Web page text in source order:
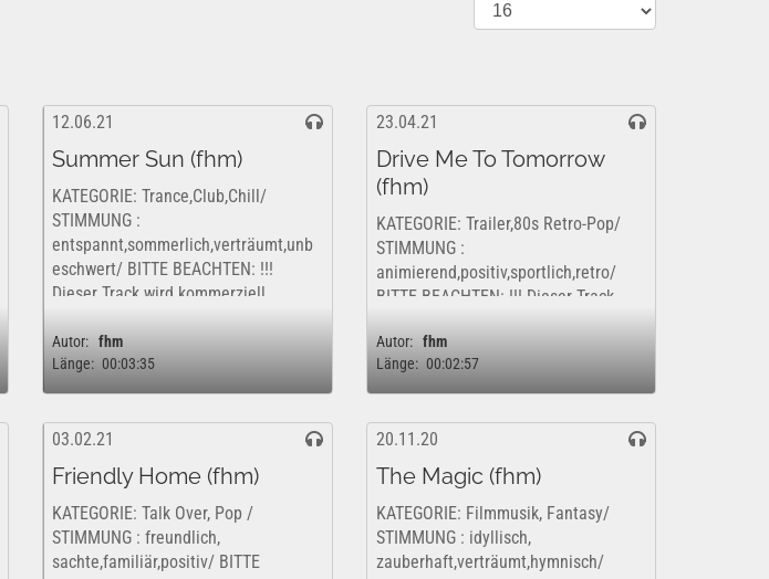
12.06.21
Summer Sun (fhm)
KATEGORIE: Trance,Club,Chill/
STIMMUNG :
entspannt,sommerlich,verträumt,unb
eschwert/ BITTE BEACHTEN: !!!
Dieser Track wird kommerziell
nur kostenfrei und rechtlich für eine
rein private,...
Autor: fhm
Länge: 00:03:35
23.04.21
Drive Me To Tomorrow
(fhm)
KATEGORIE: Trailer,80s Retro-Pop/
STIMMUNG :
animierend,positiv,sportlich,retro/
BITTE BEACHTEN: !!! Dieser Track
Werk ist insofern nur kostenfrei und
rechtlich für eine rein private,...
Autor: fhm
Länge: 00:02:57
03.02.21
Friendly Home (fhm)
KATEGORIE: Talk Over, Pop /
STIMMUNG : freundlich,
sachte,familiär,positiv/ BITTE
20.11.20
The Magic (fhm)
KATEGORIE: Filmmusik, Fantasy/
STIMMUNG : idyllisch,
zauberhaft,verträumt,hymnisch/